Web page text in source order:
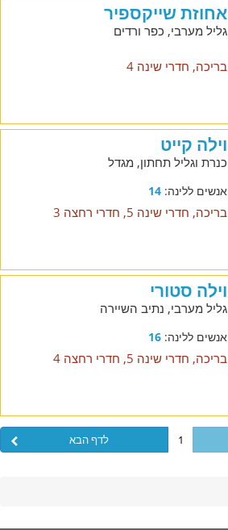
אחוזת שייקספיר
גליל מערבי, כפר ורדים
בריכה, חדרי שינה 4
וילה קייט
כנרת וגליל תחתון, מגדל
אנשים ללינה:14
בריכה, חדרי שינה 5, חדרי רחצה 3
וילה סטורי
גליל מערבי, נתיב השיירה
אנשים ללינה:16
בריכה, חדרי שינה 5, חדרי רחצה 4
1 לדף הבא